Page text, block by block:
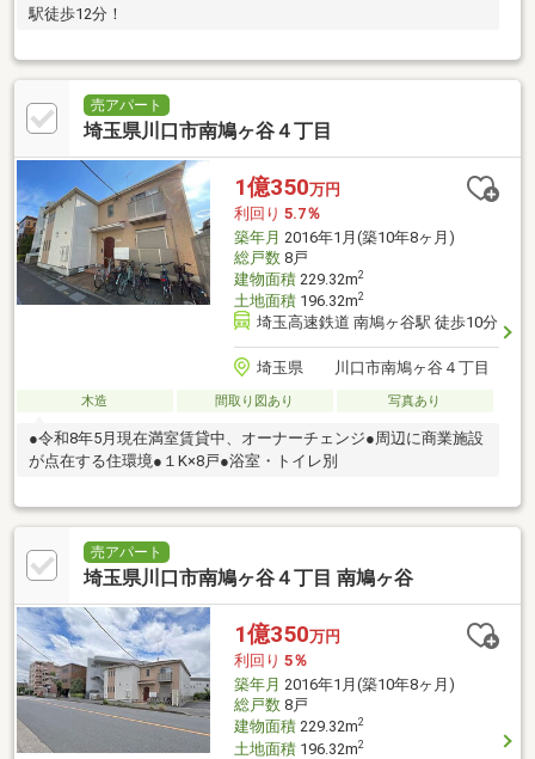
駅徒歩12分！
売アパート
埼玉県川口市南鳩ヶ谷４丁目
1億350万円
利回り 5.7％
築年月 2016年1月(築10年8ヶ月)
総戸数8戸
建物面積229.32m2
土地面積196.32m2
埼玉高速鉄道 南鳩ヶ谷駅 徒歩10分
埼玉県 川口市南鳩ヶ谷４丁目
木造 間取り図あり 写真あり
●令和8年5月現在満室賃貸中、オーナーチェンジ●周辺に商業施設
が点在する住環境●１K×8戸●浴室・トイレ別
売アパート
埼玉県川口市南鳩ヶ谷４丁目 南鳩ヶ谷
1億350万円
利回り 5％
築年月 2016年1月(築10年8ヶ月)
総戸数8戸
建物面積229.32m2
土地面積196.32m2